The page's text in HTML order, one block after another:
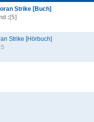
Strike [Buch]
: [5]
Strike [Hörbuch]
5